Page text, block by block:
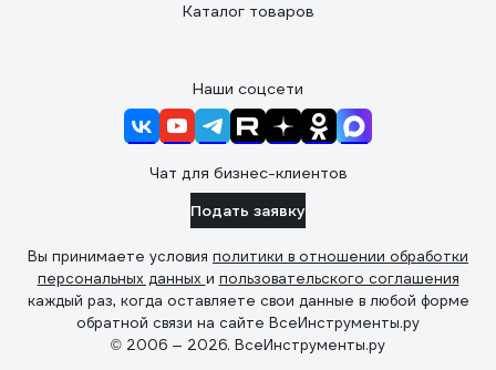
Каталог товаров
Наши соцсети
Чат для бизнес-клиентов
Подать заявку
Вы принимаете условия политики в отношении обработки
персональных данных и пользовательского соглашения
каждый раз, когда оставляете свои данные в любой форме
обратной связи на сайте ВсеИнструменты.ру
© 2006 — 2026. ВсеИнструменты.ру